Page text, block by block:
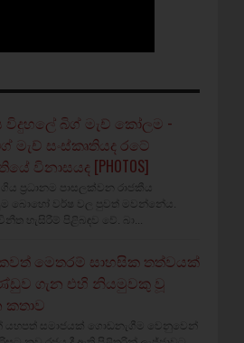
විදුහලේ බිග් මැච් කෝලම -
මැච් සංස්කෘතියද රටේ
විනාසයද [PHOTOS]
ප්‍රධානම පාසලක්වන රාජකීය
බොහෝ වර්ෂ වල පුවත් මවන්නේය.
හැසිරීම් පිළිබඳව වේ. බා...
මෙතරම් සාහසික තත්වයක්
ගැන එහි නියමුවකු වූ
කතාව
යහපත් සමාජයක් ගොඩනැගීම වෙනුවෙන්